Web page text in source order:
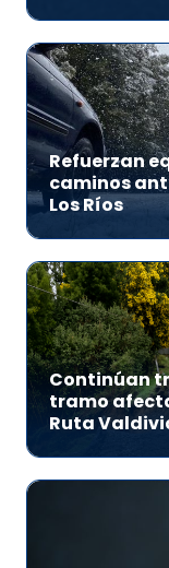
Refuerzan
caminos
Los Ríos
Continúan
tramo
Ruta